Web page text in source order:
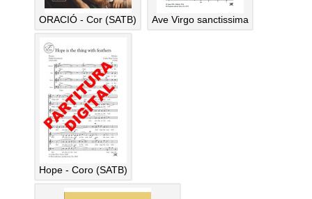
ORACIÓ - Cor (SATB) Ave Virgo sanctissima
Hope - Coro (SATB)